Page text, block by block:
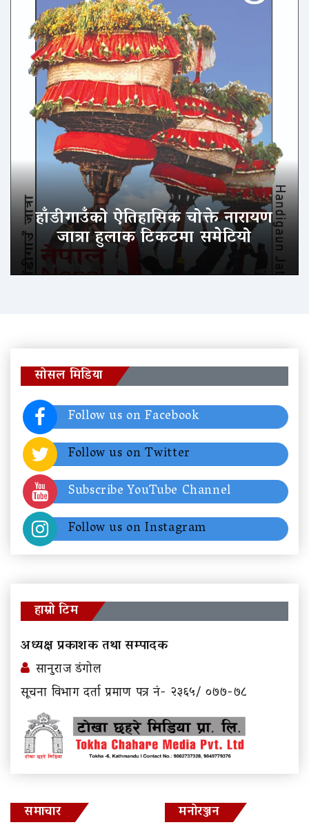
हाँडीगाउँको ऐतिहासिक चोक्ते नारायण
जात्रा हुलाक टिकटमा समेटियो
सोसल मिडिया
Follow us on Facebook
Follow us on Twitter
Subscribe YouTube Channel
Follow us on Instagram
हाम्रो टिम
अध्यक्ष प्रकाशक तथा सम्पादक
सानुराज डंगोल
सूचना विभाग दर्ता प्रमाण पत्र नं- २३६५/ ०७७-७८
समाचार मनोरञ्जन